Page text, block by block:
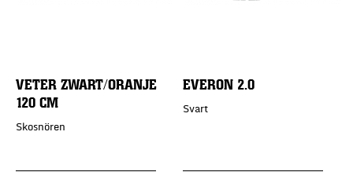
VETER ZWART/ORANJE
120 CM
Skosnören
EVERON 2.0
Svart